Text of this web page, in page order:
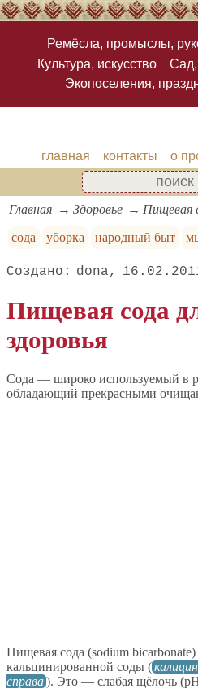
Ремёсла, промыслы,
Культура, искусство
Сад,
Экопоселения,
главная контакты о
Главная Здоровье
Пищевая
сода
уборка народный быт
dona
Пищевая сода
здоровья
Сода — широко используемый в
обладающий прекрасными
Пищевая сода (sodium bicarbonate)
кальцинированной соды (
справа). Это — слабая щёлочь